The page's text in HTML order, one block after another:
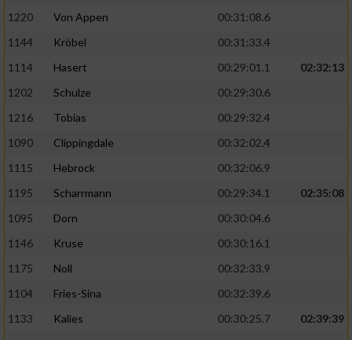
1220
Von Appen
00:31:08.6
1144
Kröbel
00:31:33.4
1114
Hasert 00:29:01.1
02:32:13
1202
Schulze
00:29:30.6
1216
Tobias
00:29:32.4
1090
Clippingdale
00:32:02.4
1115
Hebrock
00:32:06.9
1195
Scharrmann 00:29:34.1
02:35:08
1095
Dorn
00:30:04.6
1146
Kruse
00:30:16.1
1175
Noll
00:32:33.9
1104
Fries-Sina
00:32:39.6
1133
Kalies 00:30:25.7
02:39:39